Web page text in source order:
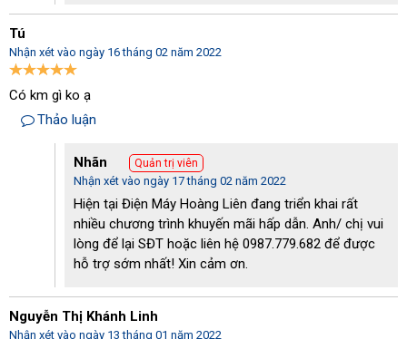
Tú
Nhận xét vào ngày 16 tháng 02 năm 2022
Có km gì ko ạ
Thảo luận
Nhãn Quản trị viên
Nhận xét vào ngày 17 tháng 02 năm 2022
Hiện tại Điện Máy Hoàng Liên đang triển khai rất
nhiều chương trình khuyến mãi hấp dẫn. Anh/ chị vui
lòng để lại SĐT hoặc liên hệ 0987.779.682 để được
hỗ trợ sớm nhất! Xin cảm ơn.
Nguyễn Thị Khánh Linh
Nhận xét vào ngày 13 tháng 01 năm 2022